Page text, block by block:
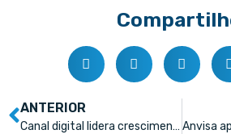
ANTERIOR
Canal digital lidera crescimento apesar de precificação